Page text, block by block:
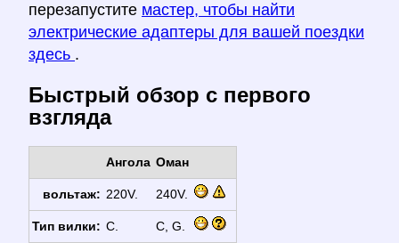
перезапустите мастер, чтобы найти
электрические адаптеры для вашей поездки
здесь .
Быстрый обзор с первого
взгляда
Ангола Оман
вольтаж: 220V. 240V.
Тип вилки: C. C, G.